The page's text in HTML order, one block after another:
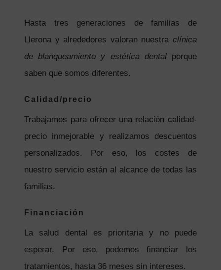
Hasta tres generaciones de familias de
Llerona y alrededores valoran nuestra clínica
de blanqueamiento y estética dentalporque
saben que somos diferentes.
Calidad/precio
Trabajamos para ofrecer una relación calidad-
precio inmejorable y realizamos descuentos
personalizados. Por eso, los costes de
nuestro servicio están al alcance de todas las
familias.
Financiación
La salud dental es prioritaria y no puede
esperar. Por eso, podemos financiar los
tratamientos, hasta 36 meses sin intereses.